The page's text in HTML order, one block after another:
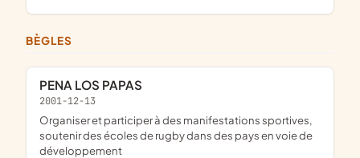
BÈGLES
PENA LOS PAPAS
2001-12-13
organiser et participer à des manifestations sportives,
soutenir des écoles de rugby dans des pays en voie de
développement